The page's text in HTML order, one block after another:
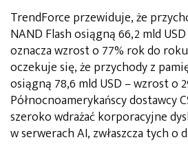
TrendForce przewiduje, że
NAND Flash osiągną 66,2 mld
oznacza wzrost o 77% rok do
oczekuje się, że przychody z
osiągną 78,6 mld USD – wzrost o
Północnoamerykańscy dostawcy
szeroko wdrażać korporacyjne
w serwerach AI, zwłaszcza tych o